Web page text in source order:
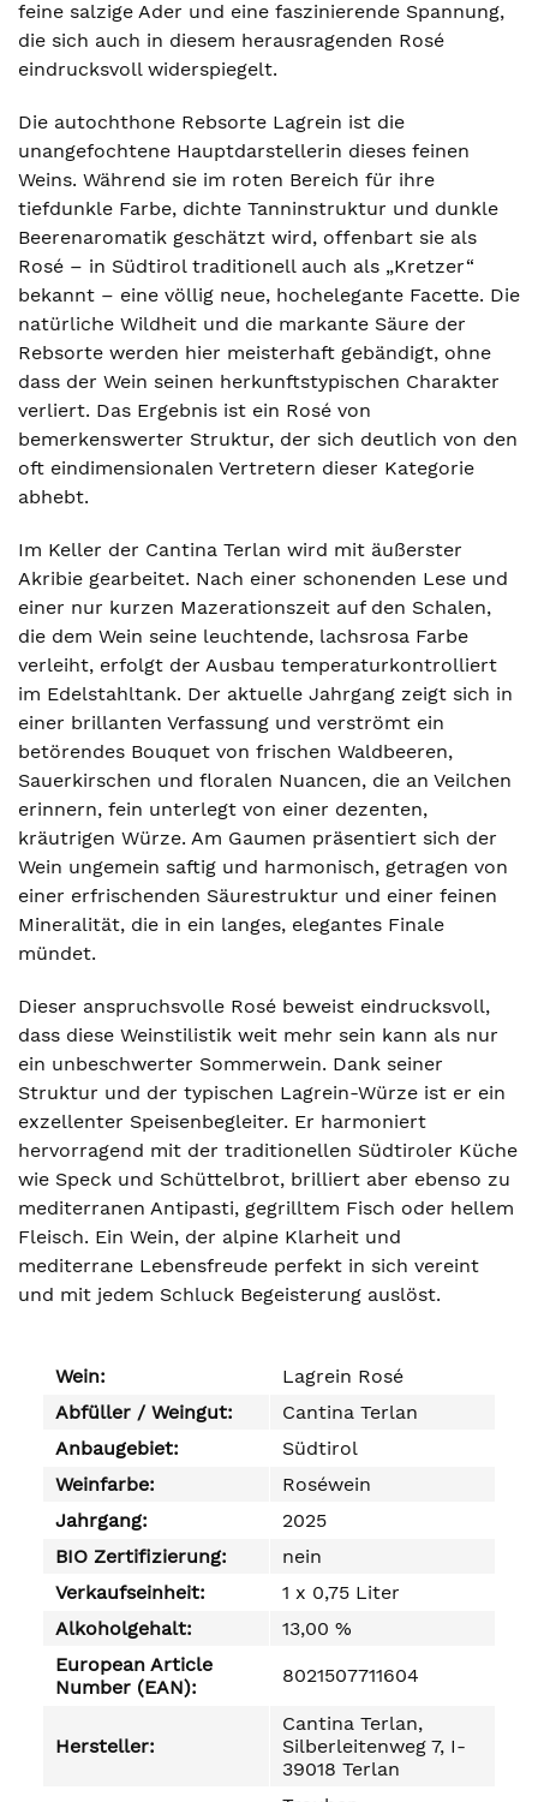
feine salzige Ader und eine faszinierende Spannung,
die sich auch in diesem herausragenden Rosé
eindrucksvoll widerspiegelt.
Die autochthone Rebsorte Lagrein ist die
unangefochtene Hauptdarstellerin dieses feinen
Weins. Während sie im roten Bereich für ihre
tiefdunkle Farbe, dichte Tanninstruktur und dunkle
Beerenaromatik geschätzt wird, offenbart sie als
Rosé – in Südtirol traditionell auch als „Kretzer“
bekannt – eine völlig neue, hochelegante Facette. Die
natürliche Wildheit und die markante Säure der
Rebsorte werden hier meisterhaft gebändigt, ohne
dass der Wein seinen herkunftstypischen Charakter
verliert. Das Ergebnis ist ein Rosé von
bemerkenswerter Struktur, der sich deutlich von den
oft eindimensionalen Vertretern dieser Kategorie
abhebt.
Im Keller der Cantina Terlan wird mit äußerster
Akribie gearbeitet. Nach einer schonenden Lese und
einer nur kurzen Mazerationszeit auf den Schalen,
die dem Wein seine leuchtende, lachsrosa Farbe
verleiht, erfolgt der Ausbau temperaturkontrolliert
im Edelstahltank. Der aktuelle Jahrgang zeigt sich in
einer brillanten Verfassung und verströmt ein
betörendes Bouquet von frischen Waldbeeren,
Sauerkirschen und floralen Nuancen, die an Veilchen
erinnern, fein unterlegt von einer dezenten,
kräutrigen Würze. Am Gaumen präsentiert sich der
Wein ungemein saftig und harmonisch, getragen von
einer erfrischenden Säurestruktur und einer feinen
Mineralität, die in ein langes, elegantes Finale
mündet.
Dieser anspruchsvolle Rosé beweist eindrucksvoll,
dass diese Weinstilistik weit mehr sein kann als nur
ein unbeschwerter Sommerwein. Dank seiner
Struktur und der typischen Lagrein-Würze ist er ein
exzellenter Speisenbegleiter. Er harmoniert
hervorragend mit der traditionellen Südtiroler Küche
wie Speck und Schüttelbrot, brilliert aber ebenso zu
mediterranen Antipasti, gegrilltem Fisch oder hellem
Fleisch. Ein Wein, der alpine Klarheit und
mediterrane Lebensfreude perfekt in sich vereint
und mit jedem Schluck Begeisterung auslöst.
Wein:
Lagrein Rosé
Abfüller / Weingut:
Cantina Terlan
Anbaugebiet:
Südtirol
Weinfarbe:
Roséwein
Jahrgang:
2025
BIO Zertifizierung:
nein
Verkaufseinheit:
1 x 0,75 Liter
Alkoholgehalt:
13,00 %
European Article
Number (EAN):
8021507711604
Hersteller:
Cantina Terlan,
Silberleitenweg 7, I-
39018 Terlan